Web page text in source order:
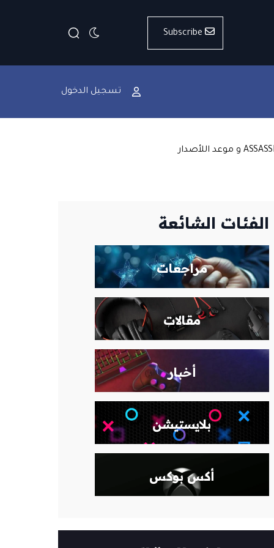
تسجيل الدخول
الفئات الشائعة
مراجعات
مقالات
أخبار
بلايستيشن
أكس بوكس